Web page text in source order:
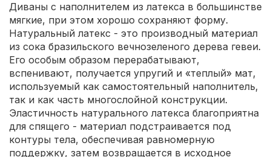
Диваны с наполнителем из латекса в большинстве
мягкие, при этом хорошо сохраняют форму.
Натуральный латекс - это производный материал
из сока бразильского вечнозеленого дерева гевеи.
Его особым образом перерабатывают,
вспенивают, получается упругий и «теплый» мат,
используемый как самостоятельный наполнитель,
так и как часть многослойной конструкции.
Эластичность натурального латекса благоприятна
для спящего - материал подстраивается под
контуры тела, обеспечивая равномерную
поддержку, затем возвращается в исходное